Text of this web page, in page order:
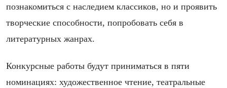
познакомиться с наследием классиков, но и проявить
творческие способности, попробовать себя в
литературных жанрах.
Конкурсные работы будут приниматься в пяти
номинациях: художественное чтение, театральные